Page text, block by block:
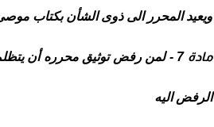
ويعيد المحرر الى ذوى الشأن بكتاب
مادة 7 - لمن رفض توثيق محرره أن يتظلم
الرفض اليه